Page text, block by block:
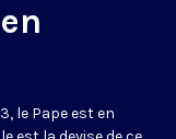
le Pape est en